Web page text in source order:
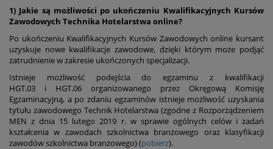
1) Jakie są możliwości po ukończeniu Kwalifikacyjnych Kursów
Zawodowych Technika Hotelarstwa online?
Po ukończeniu Kwalifikacyjnych Kursów Zawodowych online kursant
uzyskuje nowe kwalifikacje zawodowe, dzięki którym może podjąć
zatrudnienie w zakresie ukończonych specjalizacji.
Istnieje możliwość podejścia do egzaminu z kwalifikacji
HGT.03 i HGT.06 organizowanego przez Okręgową Komisję
Egzaminacyjną, a po zdaniu egzaminów istnieje możliwość uzyskania
tytułu zawodowego Technik Hotelarstwa (zgodne z Rozporządzeniem
MEN z dnia 15 lutego 2019 r. w sprawie ogólnych celów i zadań
kształcenia w zawodach szkolnictwa branżowego oraz klasyfikacji
zawodów szkolnictwa branżowego) (pobierz).